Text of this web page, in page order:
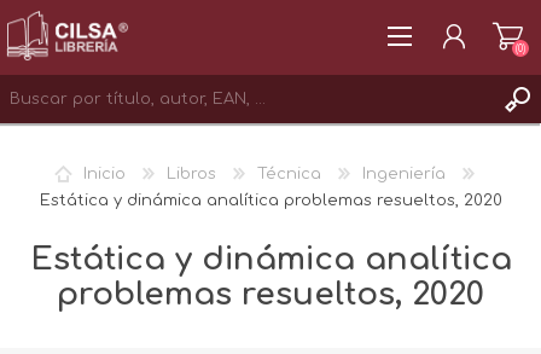
INICIAR SESIÓN
(0)
Inicio Libros Técnica
Ingeniería
Estática y dinámica analítica problemas resueltos, 2020
Estática y dinámica analítica
problemas resueltos, 2020